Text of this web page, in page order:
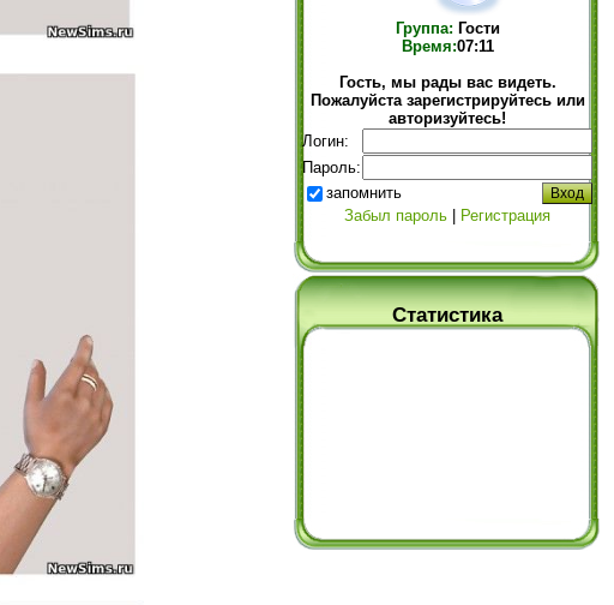
Группа: Гости
Время:07:11
Гость, мы рады вас видеть.
Пожалуйста зарегистрируйтесь или
авторизуйтесь!
Логин:
Пароль:
запомнить
Забыл пароль
Регистрация
Статистика